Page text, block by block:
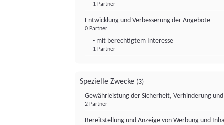
1 Partner
Entwicklung und Verbesserung der Angebote
0 Partner
- mit berechtigtem Interesse
1 Partner
Spezielle Zwecke (3)
Gewährleistung der Sicherheit, Verhinderung
2 Partner
Bereitstellung und Anzeige von Werbung und